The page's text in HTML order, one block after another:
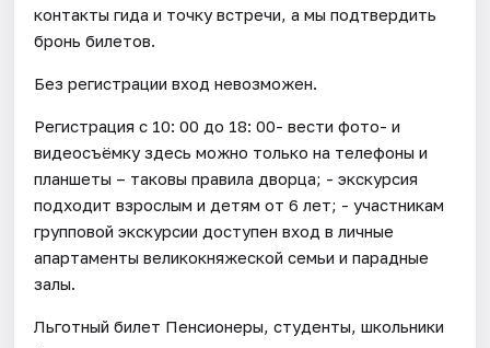
контакты гида и точку встречи, а мы подтвердить
бронь билетов.
Без регистрации вход невозможен.
Регистрация с 10: 00 до 18: 00- вести фото- и
видеосъёмку здесь можно только на телефоны и
планшеты – таковы правила дворца; - экскурсия
подходит взрослым и детям от 6 лет; - участникам
групповой экскурсии доступен вход в личные
апартаменты великокняжеской семьи и парадные
залы.
Льготный билет Пенсионеры, студенты, школьники